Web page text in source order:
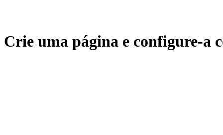
Crie uma página e configure-a